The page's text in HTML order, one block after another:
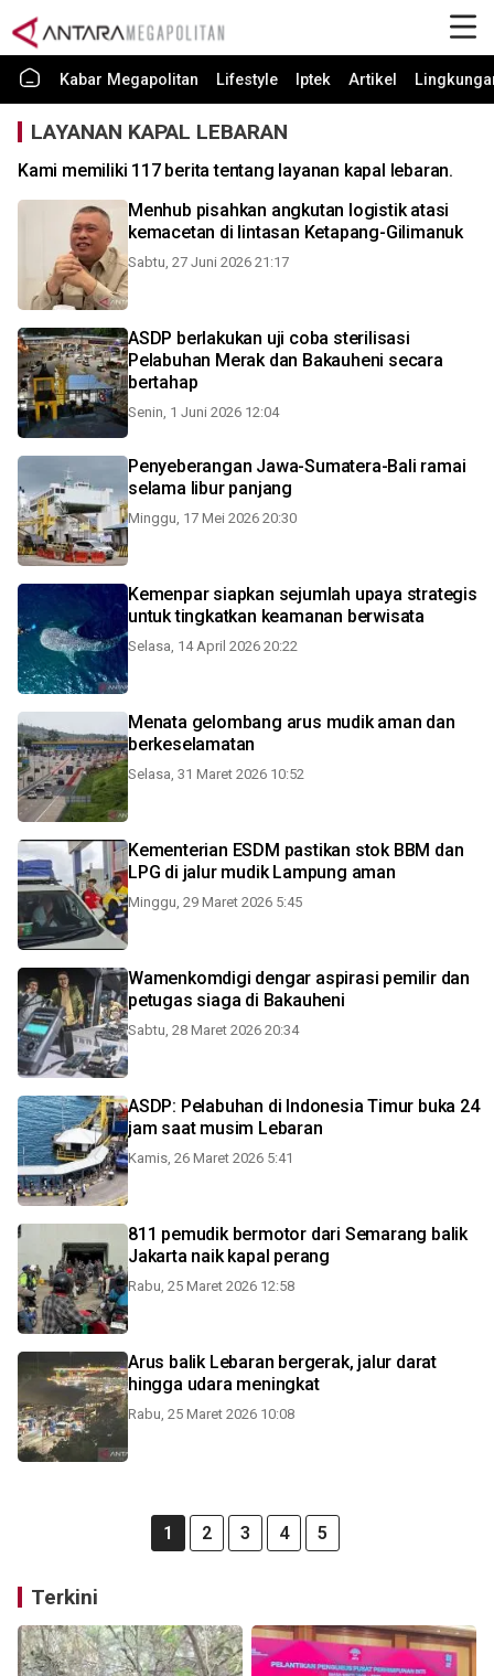
Kabar Megapolitan Lifestyle Iptek Artikel
LAYANAN KAPAL LEBARAN
Kami memiliki 117 berita tentang layanan kapal lebaran.
Menhub pisahkan angkutan logistik atasi
kemacetan di lintasan Ketapang-Gilimanuk
Sabtu, 27 Juni 2026 21:17
ASDP berlakukan uji coba sterilisasi
Pelabuhan Merak dan Bakauheni secara
bertahap
Senin, 1 Juni 2026 12:04
Penyeberangan Jawa-Sumatera-Bali ramai
selama libur panjang
Minggu, 17 Mei 2026 20:30
Kemenpar siapkan sejumlah upaya strategis
untuk tingkatkan keamanan berwisata
Selasa, 14 April 2026 20:22
Menata gelombang arus mudik aman dan
berkeselamatan
Selasa, 31 Maret 2026 10:52
Kementerian ESDM pastikan stok BBM dan
LPG di jalur mudik Lampung aman
Minggu, 29 Maret 2026 5:45
Wamenkomdigi dengar aspirasi pemilir dan
petugas siaga di Bakauheni
Sabtu, 28 Maret 2026 20:34
ASDP: Pelabuhan di Indonesia Timur buka 24
jam saat musim Lebaran
Kamis, 26 Maret 2026 5:41
811 pemudik bermotor dari Semarang balik
Jakarta naik kapal perang
Rabu, 25 Maret 2026 12:58
Arus balik Lebaran bergerak, jalur darat
hingga udara meningkat
Rabu, 25 Maret 2026 10:08
1 2 3 4 5
Terkini